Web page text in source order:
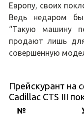
Европу, своих
Ведь недаром
“Такую машину
продают лишь
совершенную
Прейскурант на
Cadillac CTS III
№